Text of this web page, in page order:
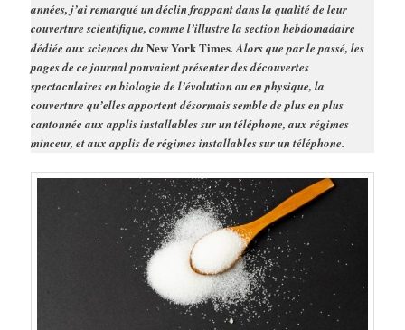
années, j’ai remarqué un déclin frappant dans la qualité de leur
couverture scientifique, comme l’illustre la section hebdomadaire
dédiée aux sciences duNew York Times. Alors que par le passé, les
pages de ce journal pouvaient présenter des découvertes
spectaculaires en biologie de l’évolution ou en physique, la
couverture qu’elles apportent désormais semble de plus en plus
cantonnée aux applis installables sur un téléphone, aux régimes
minceur, et aux applis de régimes installables sur un téléphone.